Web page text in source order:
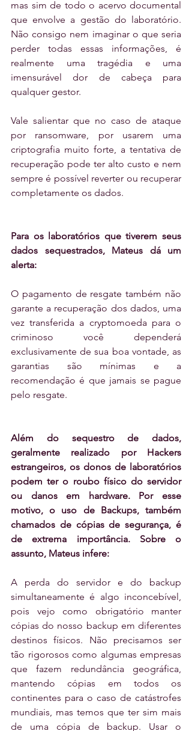
mas sim de todo o acervo documental
que envolve a gestão do laboratório.
Não consigo nem imaginar o que seria
perder todas essas informações, é
realmente uma tragédia e uma
imensurável dor de cabeça para
qualquer gestor.
Vale salientar que no caso de ataque
por ransomware, por usarem uma
criptografia muito forte, a tentativa de
recuperação pode ter alto custo e nem
sempre é possível reverter ou recuperar
completamente os dados.
Para os laboratórios que tiverem seus
dados sequestrados, Mateus dá um
alerta:
O pagamento de resgate também não
garante a recuperação dos dados, uma
vez transferida a cryptomoeda para o
criminoso você dependerá
exclusivamente de sua boa vontade, as
garantias são mínimas e a
recomendação é que jamais se pague
pelo resgate.
Além do sequestro de dados,
geralmente realizado por Hackers
estrangeiros, os donos de laboratórios
podem ter o roubo físico do servidor
ou danos em hardware. Por esse
motivo, o uso de Backups, também
chamados de cópias de segurança, é
de extrema importância. Sobre o
assunto, Mateus infere:
A perda do servidor e do backup
simultaneamente é algo inconcebível,
pois vejo como obrigatório manter
cópias do nosso backup em diferentes
destinos físicos. Não precisamos ser
tão rigorosos como algumas empresas
que fazem redundância geográfica,
mantendo cópias em todos os
continentes para o caso de catástrofes
mundiais, mas temos que ter sim mais
de uma cópia de backup. Usar o